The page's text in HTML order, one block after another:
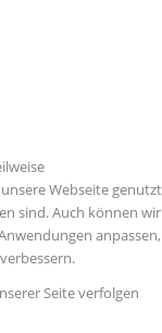
Webseite genutzt
sind. Auch können wir
anpassen,
Seite verfolgen